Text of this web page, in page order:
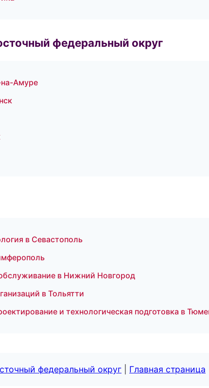
федеральный округ
Амуре
в Севастополь
в Нижний Новгород
в Тольятти
и технологическая подготовка в
федеральный округ Главная страница